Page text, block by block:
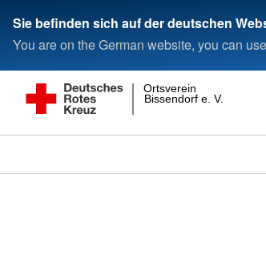
Sie befinden sich auf der deutschen
You are on the German website, you can
Bissendorf e. V.
Ortsverein